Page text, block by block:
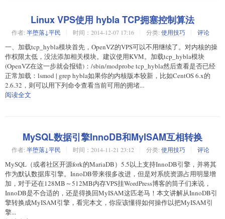
Linux VPS使用 hybla TCP拥塞控制算法
作者: 半堕落↓平民 时间：2014-12-07 17:16 分类: 使用技巧 评论
一、加载tcp_hybla模块首先，OpenVZ的VPS可以不用继续了。对内核的操
作权限太低，没法添加相关模块。建议使用KVM。加载tcp_hybla模块
(OpenVZ在这一步就会报错)：/sbin/modprobe tcp_hybla然后查看是否已经
正常加载：lsmod | grep hybla如果你的内核版本较新，比如CentOS 6.x的
2.6.32，则可以用下列命令查看当前可用的拥堵...
阅读全文
MySQL数据引擎InnoDB和MyISAM互相转换
作者: 半堕落↓平民 时间：2014-11-21 23:12 分类: 使用技巧 评论
MySQL（或者社区开源fork的MariaDB）5.5以上支持InnoDB引擎，并将其
作为默认数据库引擎。InnoDB带来很多改进，但是对系统资源占用明显增
加，对于还在128MB～512MB内存VPS挂WordPress博客的筒子们来说，
InnoDB是不合适的，还是得换回MyISAM这匹老马！本文讲解从InnoDB引
擎转换成MyISAM引擎，看完本文，你应该懂得如何操作以把MyISAM引
擎...